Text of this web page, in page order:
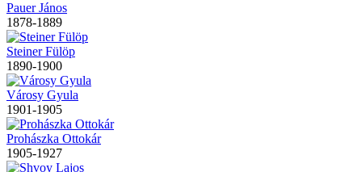
Pauer János
1878-1889
Steiner Fülöp
1890-1900
Városy Gyula
1901-1905
Prohászka Ottokár
1905-1927